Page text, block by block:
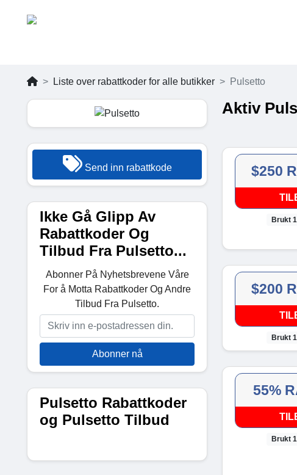
Liste over rabattkoder for alle butikker Pulsetto
Send inn rabattkode
Ikke Gå Glipp Av
Rabattkoder Og
Tilbud Fra Pulsetto...
Abonner På Nyhetsbrevene Våre
For å Motta Rabattkoder Og Andre
Tilbud Fra Pulsetto.
Abonner nå
Pulsetto Rabattkoder
og Pulsetto Tilbud
Aktiv
$250
Brukt
$200
Brukt
55%
Brukt